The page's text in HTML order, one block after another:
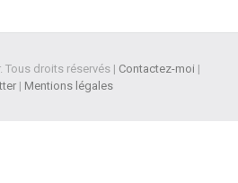
Tous droits réservés | Contactez-moi |
| Mentions légales